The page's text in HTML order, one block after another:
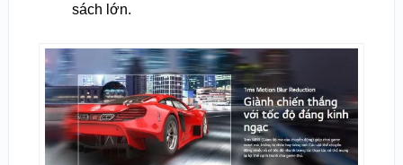
sách lớn.